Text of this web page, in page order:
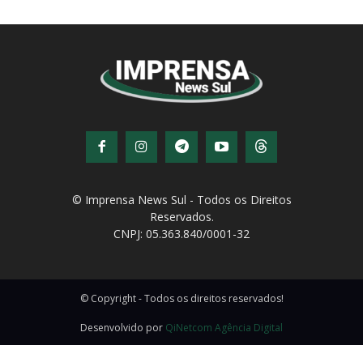
© Imprensa News Sul - Todos os Direitos
CNPJ: 05.363.840/0001-32
Desenvolvido por QiNetcom Agência Digital